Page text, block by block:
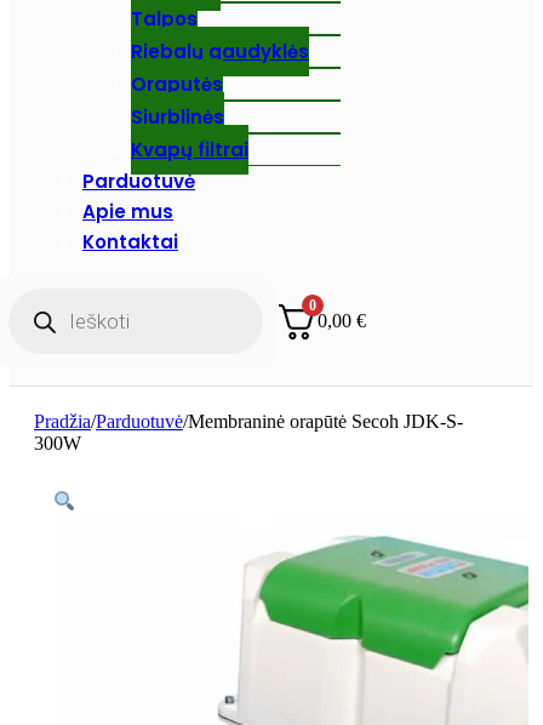
Talpos
Riebalų gaudyklės
Oraputės
Siurblinės
Kvapų filtrai
Parduotuvė
Apie mus
Kontaktai
search
0
0,00€
Pradžia/Parduotuvė/Membraninė orapūtė Secoh JDK-S-
300W